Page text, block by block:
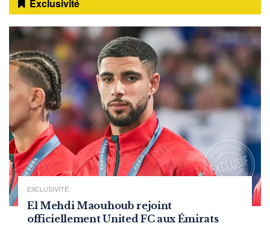
Exclusivité
EXCLUSIVITÉ
El Mehdi Maouhoub rejoint
officiellement United FC aux Émirats